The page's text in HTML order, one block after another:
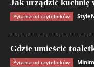
Jak urządzić kuchnię
Pytania od czytelników
Gdzie umieścić
Pytania od czytelników